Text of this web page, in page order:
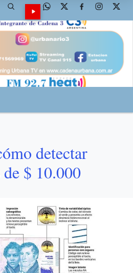
detectar
$ 10.000